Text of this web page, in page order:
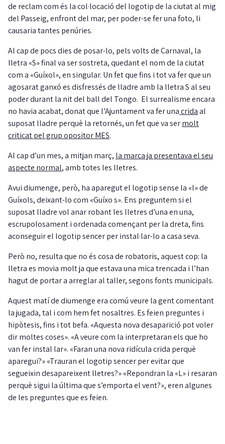
de reclam com és la col·locació del logotip de la ciutat al mig
del Passeig, enfront del mar, per poder-se fer una foto, li
causaria tantes penúries.
Al cap de pocs dies de posar-lo, pels volts de Carnaval, la
lletra «S» final va ser sostreta, quedant el nom de la ciutat
com a «Guíxol», en singular. Un fet que fins i tot va fer que un
agosarat ganxó es disfressés de lladre amb la lletra S al seu
poder durant la nit del ball del Tongo. El surrealisme encara
no havia acabat, donat que l’Ajuntament va fer unacridaal
suposat lladre perquè la retornés, un fet que va sermolt
criticat pel grup opositor MES.
Al cap d’un mes, a mitjan març, la marca ja presentava el seu
aspecte normal, amb totes les lletres.
Avui diumenge, però, ha aparegut el logotip sense la «l» de
Guíxols, deixant-lo com «Guíxo s». Ens preguntem si el
suposat lladre vol anar robant les lletres d’una en una,
escrupolosament i ordenada començant per la dreta, fins
aconseguir el logotip sencer per instal·lar-lo a casa seva.
Però no, resulta que no és cosa de robatoris, aquest cop: la
lletra es movia molt ja que estava una mica trencada i l’han
hagut de portar a arreglar al taller, segons fonts municipals.
Aquest matí de diumenge era comú veure la gent comentant
la jugada, tal i com hem fet nosaltres. Es feien preguntes i
hipòtesis, fins i tot befa. «Aquesta nova desaparició pot voler
dir moltes coses». «A veure com la interpretaran els que ho
van fer instal·lar». «Faran una nova ridícula crida perquè
aparegui?» «Trauran el logotip sencer per evitar que
segueixin desapareixent lletres?» «Repondran la «L» i resaran
perquè sigui la última que s’emporta el vent?», eren algunes
de les preguntes que es feien.